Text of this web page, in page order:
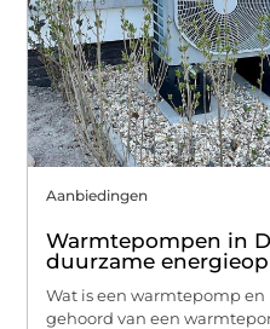
Aanbiedingen
Warmtepompen in
duurzame
Wat is een warmtepomp
gehoord van een